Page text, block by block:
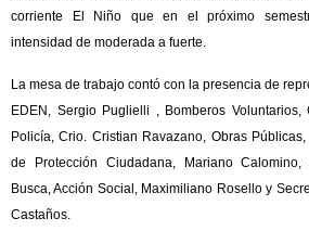
corriente El Niño que en el próximo
intensidad de moderada a fuerte.
La mesa de trabajo contó con la presencia de
EDEN, Sergio Puglielli , Bomberos Voluntarios,
Policía, Crio. Cristian Ravazano, Obras
de Protección Ciudadana, Mariano
Busca, Acción Social, Maximiliano Rosello y
Castaños.